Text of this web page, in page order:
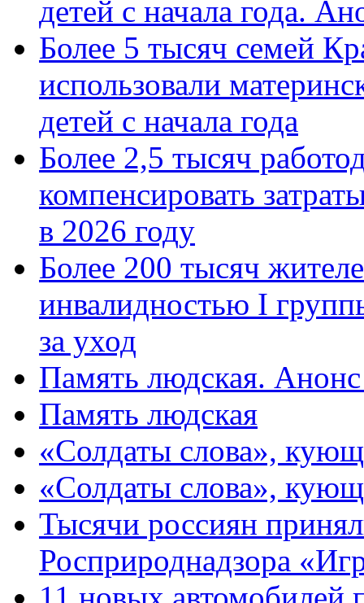
детей с начала года.
Более 5 тысяч семей
использовали
детей с начала года
Более 2,5 тысяч
компенсировать
в 2026 году
Более 200 тысяч
инвалидностью I
за уход
Память людская.
Память людская
«Солдаты слова»,
«Солдаты слова»,
Тысячи россиян
Росприроднадзора